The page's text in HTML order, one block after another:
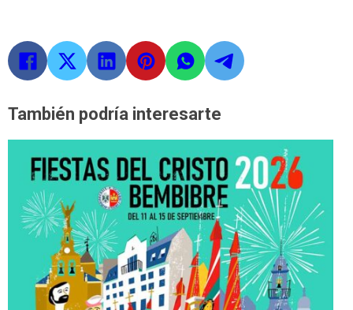
También podría interesarte